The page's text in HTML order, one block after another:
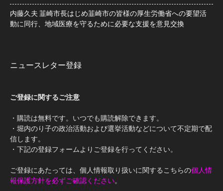
内藤久夫 韮崎市長はじめ韮崎市の皆様の厚生労働省への要望活
動に同行、地域医療を守るために必要な支援を意見交換
ニュースレター登録
ご登録に関するご注意
・購読は無料です。いつでも購読解除できます。
・堀内のり子の政治活動および選挙活動などについて不定期で配
信します。
・下記の登録フォームよりご登録を行ってください。
ご登録にあたっては、個人情報取り扱いに関するこちらの個人情
報保護方針を必ずご確認ください。